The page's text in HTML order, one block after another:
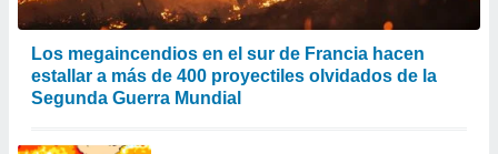
Los megaincendios en el sur de Francia hacen
estallar a más de 400 proyectiles olvidados de la
Segunda Guerra Mundial